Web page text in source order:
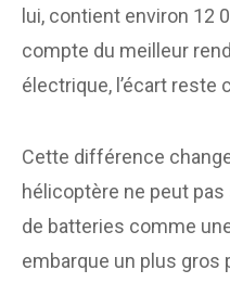
lui, contient environ 12
compte du meilleur
électrique, l’écart reste
Cette différence
hélicoptère ne peut
de batteries comme
embarque un plus gros